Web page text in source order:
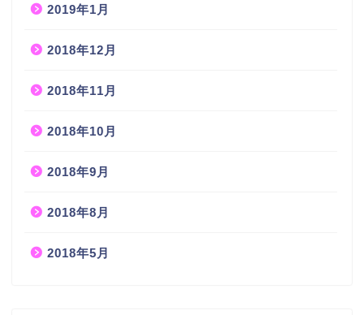
2019年1月
2018年12月
2018年11月
2018年10月
2018年9月
2018年8月
2018年5月